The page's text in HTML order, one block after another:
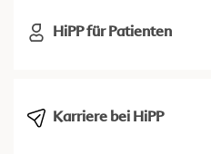
HiPP für Patienten
Karriere bei HiPP